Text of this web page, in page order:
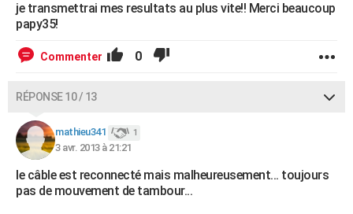
je transmettrai mes resultats au plus vite!! Merci beaucoup
papy35!
Commenter 0
RÉPONSE 10 / 13
mathieu341 1
3 avr. 2013 à 21:21
le câble est reconnecté mais malheureusement... toujours
pas de mouvement de tambour...